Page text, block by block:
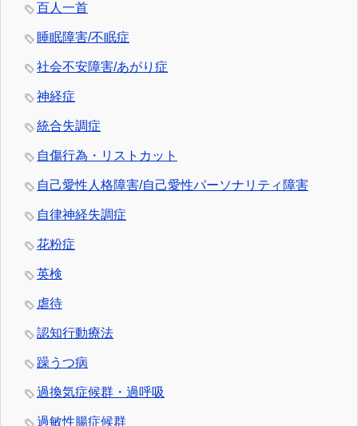
百人一首
睡眠障害/不眠症
社会不安障害/あがり症
神経症
統合失調症
自傷行為・リストカット
自己愛性人格障害/自己愛性パーソナリティ障害
自律神経失調症
花粉症
英検
虐待
認知行動療法
躁うつ病
過換気症候群・過呼吸
過敏性腸症候群